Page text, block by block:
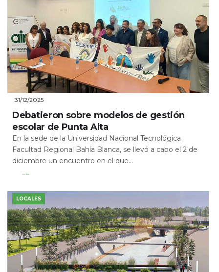
31/12/2025
Debatieron sobre modelos de gestión
escolar de Punta Alta
En la sede de la Universidad Nacional Tecnológica
Facultad Regional Bahía Blanca, se llevó a cabo el 2 de
diciembre un encuentro en el que...
Leer Más
LOCALES